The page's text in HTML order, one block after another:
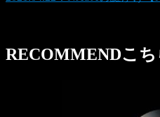
RECOMMENDこち